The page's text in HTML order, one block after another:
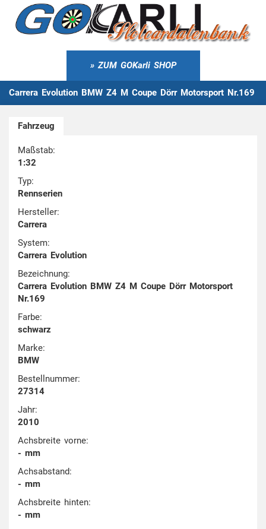
ZUM GOKarli SHOP
Carrera Evolution BMW Z4 M Coupe Dörr Motorsport Nr.169
Fahrzeug
Maßstab:
1:32
Typ:
Rennserien
Hersteller:
Carrera
System:
Carrera Evolution
Bezeichnung:
Carrera Evolution BMW Z4 M Coupe Dörr Motorsport
Nr.169
Farbe:
schwarz
Marke:
BMW
Bestellnummer:
27314
Jahr:
2010
Achsbreite vorne:
- mm
Achsabstand:
- mm
Achsbreite hinten:
- mm